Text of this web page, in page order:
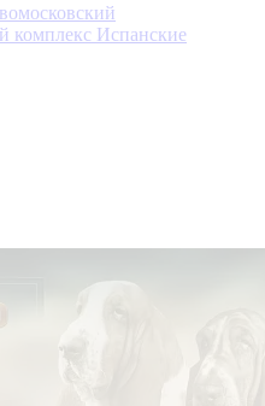
комплекс Испанские